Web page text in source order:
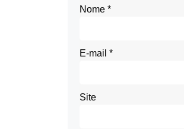
Nome *
E-mail *
Site